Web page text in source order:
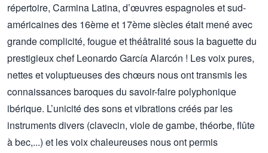
répertoire, Carmina Latina, d’œuvres espagnoles et sud-
américaines des 16ème et 17ème siècles était mené avec
grande complicité, fougue et théâtralité sous la baguette du
prestigieux chef Leonardo García Alarcón ! Les voix pures,
nettes et voluptueuses des chœurs nous ont transmis les
connaissances baroques du savoir-faire polyphonique
ibérique. L’unicité des sons et vibrations créés par les
instruments divers (clavecin, viole de gambe, théorbe, flûte
à bec,...) et les voix chaleureuses nous ont permis